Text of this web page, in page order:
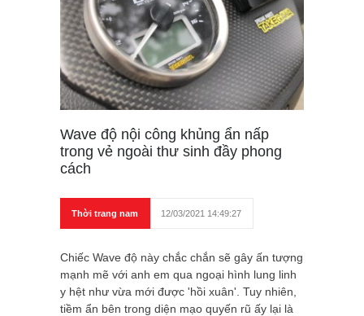
Wave độ nội công khủng ẩn nấp
trong vẻ ngoài thư sinh đầy phong
cách
Thời trang nam 12/03/2021 14:49:27
Chiếc Wave độ này chắc chắn sẽ gây ấn tượng
mạnh mẽ với anh em qua ngoại hình lung linh
y hệt như vừa mới được 'hồi xuân'. Tuy nhiên,
tiềm ẩn bên trong diện mạo quyến rũ ấy lại là